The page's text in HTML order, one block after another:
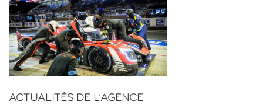
ACTUALITÉS DE L’AGENCE